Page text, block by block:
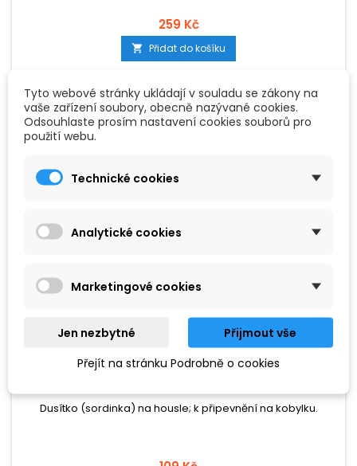
259 Kč
 Přidat do košíku
GEWA
GEWA DUSÍTKO PRO HOUSLE
Dusítko (sordinka) na housle; k připevnění na kobylku.
Tyto webové stránky ukládají v souladu se zákony na
vaše zařízení soubory, obecně nazývané cookies.
Odsouhlaste prosím nastavení cookies souborů pro
použití webu.
Technické cookies
Analytické cookies
Marketingové cookies
Jen nezbytné
Přijmout vše
Přejít na stránku Podrobně o cookies